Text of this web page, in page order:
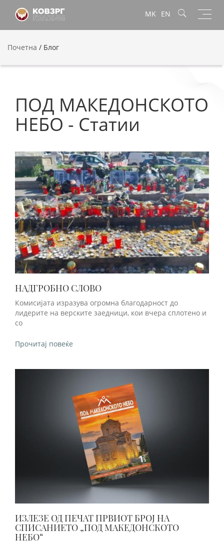
MK EN
Почетна / Блог
ПОД МАКЕДОНСКОТО
НЕБО - Статии
НАДГРОБНО СЛОВО
Комисијата изразува огромна благодарност до
лидерите на верските заедници, кои вчера сплотено и
со
Прочитај повеќе
ИЗЛЕЗЕ ОД ПЕЧАТ ПРВИОТ БРОЈ НА
СПИСАНИЕТО „ПОД МАКЕДОНСКОТО
НЕБО“